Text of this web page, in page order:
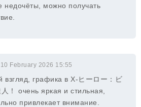
недочёты, можно получать
10 February 2026 15:55
взгляд, графика в X-ヒーロー：ビ
！ очень яркая и стильная,
привлекает внимание.